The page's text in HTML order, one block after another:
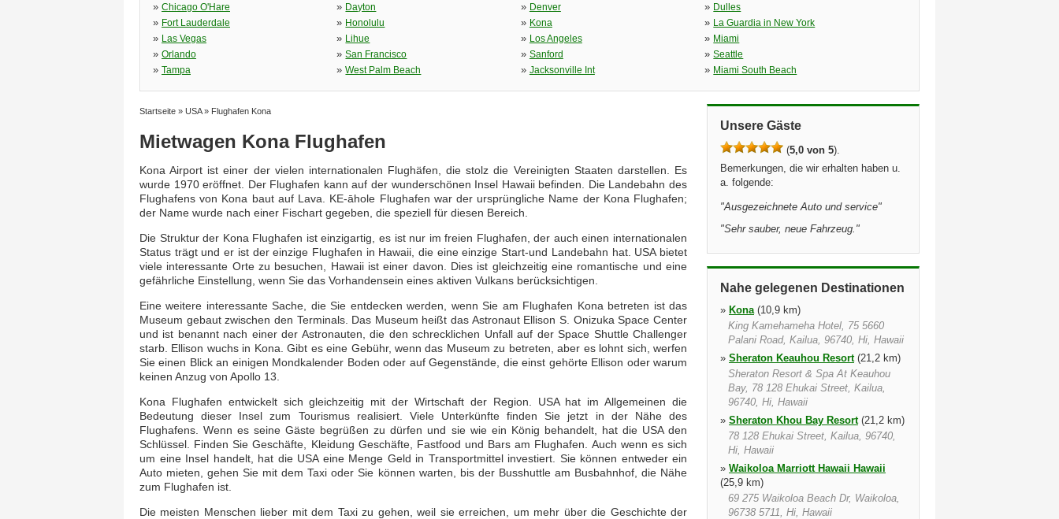
» Chicago O'Hare » Dayton » Denver » Dulles
» Fort Lauderdale » Honolulu » Kona » La Guardia in New York
» Las Vegas » Lihue » Los Angeles » Miami
» Orlando »San Francisco » Sanford »Seattle
» Tampa »West Palm Beach » Jacksonville Int » Miami South Beach
Startseite » USA» Flughafen Kona
Mietwagen Kona Flughafen
Kona Airport ist einer der vielen internationalen Flughäfen, die stolz die Vereinigten Staaten darstellen. Es
wurde 1970 eröffnet. Der Flughafen kann auf der wunderschönen Insel Hawaii befinden. Die Landebahn des
Flughafens von Kona baut auf Lava. KE-āhole Flughafen war der ursprüngliche Name der Kona Flughafen;
der Name wurde nach einer Fischart gegeben, die speziell für diesen Bereich.
Die Struktur der Kona Flughafen ist einzigartig, es ist nur im freien Flughafen, der auch einen internationalen
Status trägt und er ist der einzige Flughafen in Hawaii, die eine einzige Start-und Landebahn hat. USA bietet
viele interessante Orte zu besuchen, Hawaii ist einer davon. Dies ist gleichzeitig eine romantische und eine
gefährliche Einstellung, wenn Sie das Vorhandensein eines aktiven Vulkans berücksichtigen.
Eine weitere interessante Sache, die Sie entdecken werden, wenn Sie am Flughafen Kona betreten ist das
Museum gebaut zwischen den Terminals. Das Museum heißt das Astronaut Ellison S. Onizuka Space Center
und ist benannt nach einer der Astronauten, die den schrecklichen Unfall auf der Space Shuttle Challenger
starb. Ellison wuchs in Kona. Gibt es eine Gebühr, wenn das Museum zu betreten, aber es lohnt sich, werfen
Sie einen Blick an einigen Mondkalender Boden oder auf Gegenstände, die einst gehörte Ellison oder warum
keinen Anzug von Apollo 13.
Kona Flughafen entwickelt sich gleichzeitig mit der Wirtschaft der Region. USA hat im Allgemeinen die
Bedeutung dieser Insel zum Tourismus realisiert. Viele Unterkünfte finden Sie jetzt in der Nähe des
Flughafens. Wenn es seine Gäste begrüßen zu dürfen und sie wie ein König behandelt, hat die USA den
Schlüssel. Finden Sie Geschäfte, Kleidung Geschäfte, Fastfood und Bars am Flughafen. Auch wenn es sich
um eine Insel handelt, hat die USA eine Menge Geld in Transportmittel investiert. Sie können entweder ein
Auto mieten, gehen Sie mit dem Taxi oder Sie können warten, bis der Busshuttle am Busbahnhof, die Nähe
zum Flughafen ist.
Die meisten Menschen lieber mit dem Taxi zu gehen, weil sie erreichen, um mehr über die Geschichte der
Unsere Gäste
(5,0 von 5).
Bemerkungen, die wir erhalten haben u.
a. folgende:
"Ausgezeichnete Auto und service"
"Sehr sauber, neue Fahrzeug. "
Nahe gelegenen Destinationen
» Kona(10,9 km)
King Kamehameha Hotel, 75 5660
Palani Road, Kailua, 96740, Hi, Hawaii
» Sheraton Keauhou Resort(21,2 km)
Sheraton Resort & Spa At Keauhou
Bay, 78 128 Ehukai Street, Kailua,
96740, Hi, Hawaii
» Sheraton Khou Bay Resort(21,2 km)
78 128 Ehukai Street, Kailua, 96740,
Hi, Hawaii
» Waikoloa Marriott Hawaii Hawaii
(25,9 km)
69 275 Waikoloa Beach Dr, Waikoloa,
96738 5711, Hi, Hawaii